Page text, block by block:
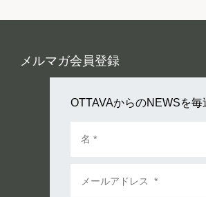
メルマガ会員登録
OTTAVAからのNEWSを毎